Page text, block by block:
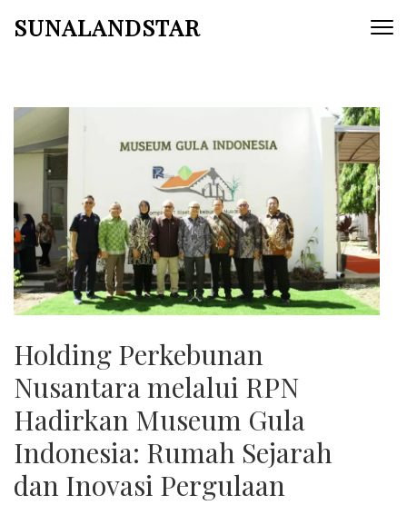
SUNALANDSTAR
Holding Perkebunan
Nusantara melalui RPN
Hadirkan Museum Gula
Indonesia: Rumah Sejarah
dan Inovasi Pergulaan